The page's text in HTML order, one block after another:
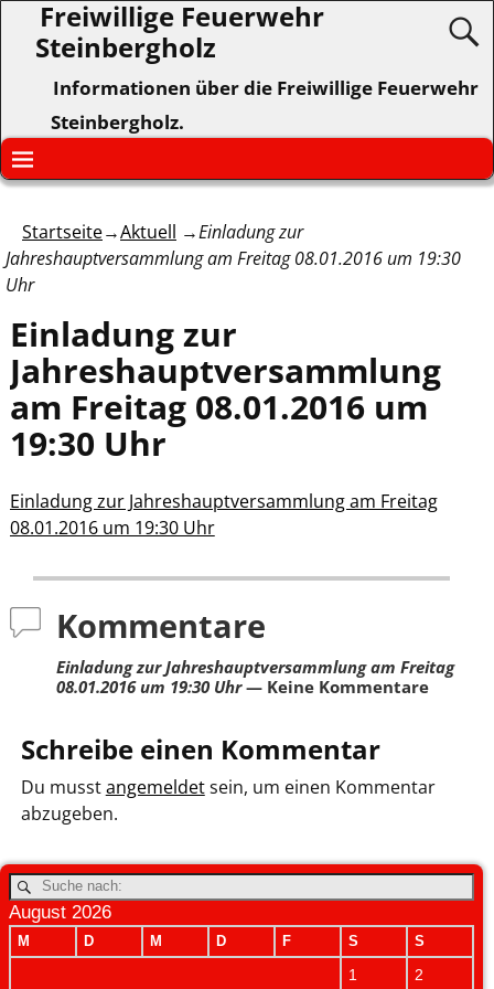
Freiwillige Feuerwehr
Steinbergholz
Informationen über die Freiwillige Feuerwehr
Steinbergholz.
Startseite→Aktuell →Einladung zur
Jahreshauptversammlung am Freitag 08.01.2016 um 19:30
Uhr
Einladung zur
Jahreshauptversammlung
am Freitag 08.01.2016 um
19:30 Uhr
Einladung zur Jahreshauptversammlung am Freitag
08.01.2016 um 19:30 Uhr
Kommentare
Einladung zur Jahreshauptversammlung am Freitag
08.01.2016 um 19:30 Uhr— Keine Kommentare
Schreibe einen Kommentar
Du musstangemeldetsein, um einen Kommentar
abzugeben.
August 2026
M D M D F S S
1 2